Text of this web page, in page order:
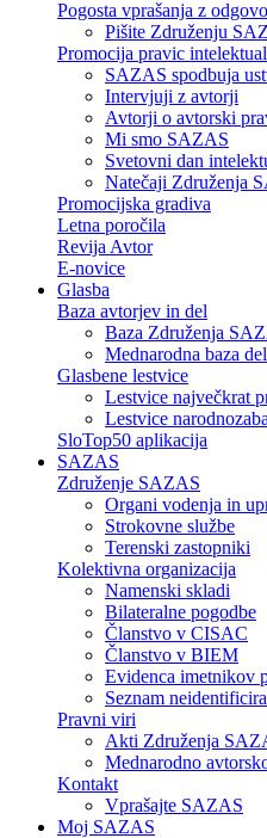
Pogosta vprašanja z
Pišite Združenju
Promocija pravic
SAZAS spodbuja
Intervjuji z avtorji
Avtorji o avtorski
Mi smo SAZAS
Svetovni dan
Natečaji Združenja
Promocijska gradiva
Letna poročila
Revija Avtor
E-novice
Glasba
Baza avtorjev in del
Baza Združenja
Mednarodna baza
Glasbene lestvice
Lestvice največkrat
Lestvice
SloTop50 aplikacija
SAZAS
Združenje SAZAS
Organi vodenja in
Strokovne službe
Terenski zastopniki
Kolektivna organizacija
Namenski skladi
Bilateralne pogodbe
Članstvo v CISAC
Članstvo v BIEM
Evidenca imetnikov
Seznam
Pravni viri
Akti Združenja
Mednarodno
Kontakt
Vprašajte SAZAS
Moj SAZAS